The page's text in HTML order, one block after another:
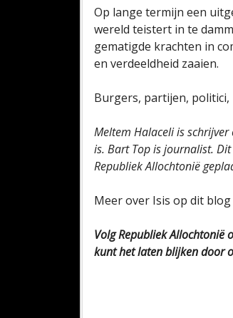
Op lange termijn een
wereld teistert in te
gematigde krachten in
en verdeeldheid zaaien.
Burgers, partijen,
Meltem Halaceli is
is. Bart Top is journalist.
Republiek Allochtonië
Meer over Isis op dit blog
Volg Republiek Allochtonië
kunt het laten blijken door